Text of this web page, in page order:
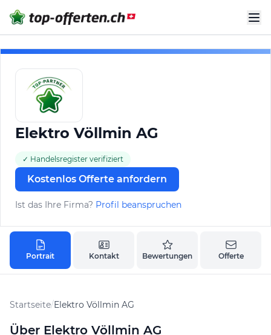
Elektro Völlmin AG
✓ Handelsregister verifiziert
Kostenlos Offerte anfordern
Ist das Ihre Firma? Profil beanspruchen
Portrait Kontakt Bewertungen Offerte
Startseite/Elektro Völlmin AG
Über Elektro Völlmin AG